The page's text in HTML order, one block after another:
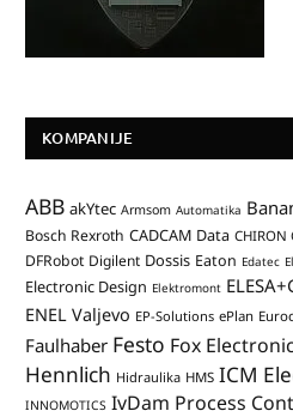
KOMPANIJE
ABB akYtec Armsom Automatika
Bosch Rexroth CADCAM Data CHIRON
DFRobot Digilent Dossis Eaton Edatec
Electronic Design Elektromont
ENEL Valjevo EP-Solutions ePlan
Faulhaber Festo Fox
Hennlich Hidraulika HMS ICM
INNOMOTICS IvDam Process